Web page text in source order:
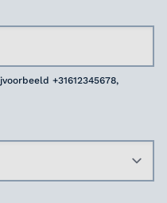
+31612345678,